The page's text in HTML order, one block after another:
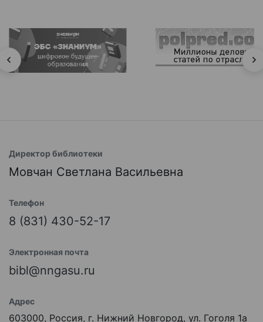
Директор библиотеки
Мовчан Светлана Васильевна
Телефон
8 (831) 430-52-17
Электронная почта
bibl@nngasu.ru
Адрес
603000, Россия, г. Нижний Новгород, ул. Гоголя 1а